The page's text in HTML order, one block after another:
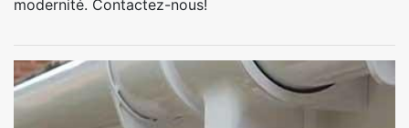
modernité. Contactez-nous!